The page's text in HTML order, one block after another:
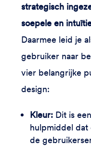
strategisch
soepele en
Daarmee leid je
gebruiker naar
vier belangrijke
design:
Kleur: Dit is
hulpmiddel dat
de